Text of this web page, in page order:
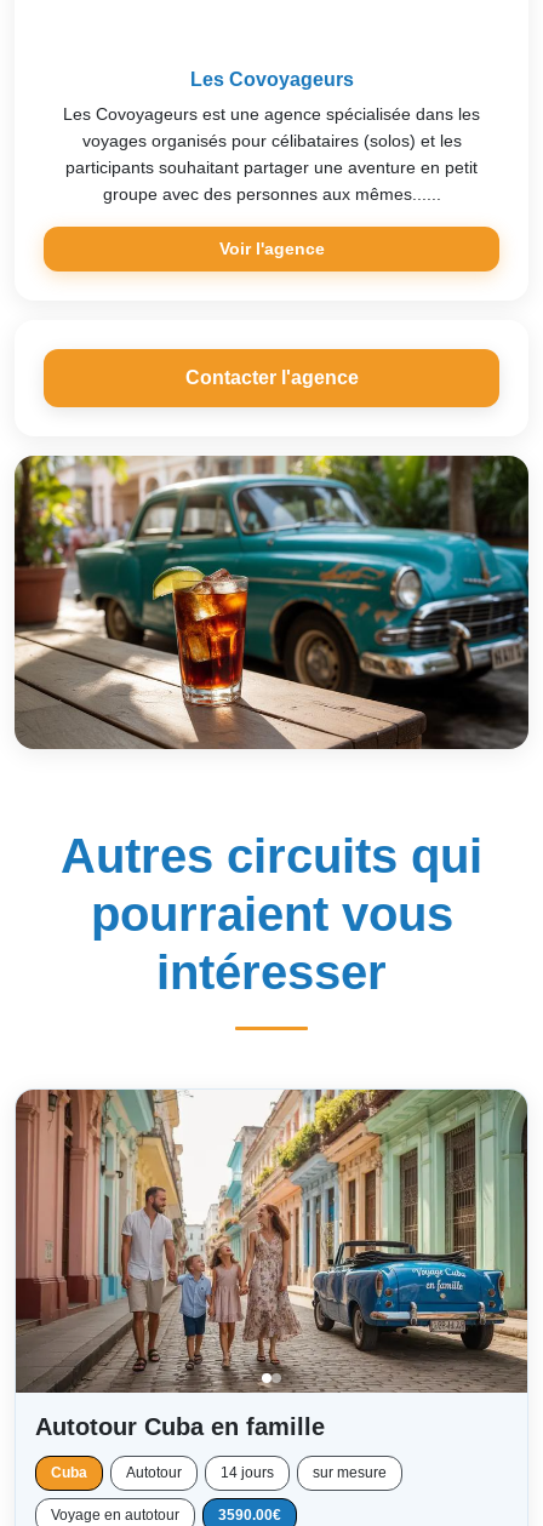
Les Covoyageurs
Les Covoyageurs est une agence spécialisée dans les
voyages organisés pour célibataires (solos) et les
participants souhaitant partager une aventure en petit
groupe avec des personnes aux mêmes......
Voir l'agence
Contacter l'agence
Autres circuits qui
pourraient vous
intéresser
Autotour Cuba en famille
Cuba Autotour 14 jours sur mesure
Voyage en autotour 3590.00€